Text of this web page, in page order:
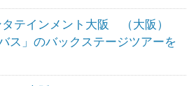
テインメント大阪 （大阪）
ス」のバックステージツアーを